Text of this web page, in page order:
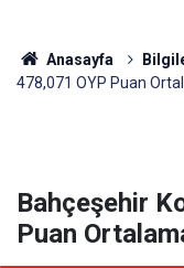
Anasayfa
478,071 OYP Puan
Bahçeşehir
Puan